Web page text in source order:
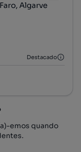
Algarve
Destacado
emos quando